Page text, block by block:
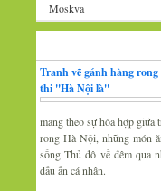
Moskva
Tranh vẽ gánh hàng
thi ''Hà Nội là''
mang theo sự hòa hợp giữa
rong Hà Nội, những món
sống Thủ đô về đêm qua
dấu ấn cá nhân.